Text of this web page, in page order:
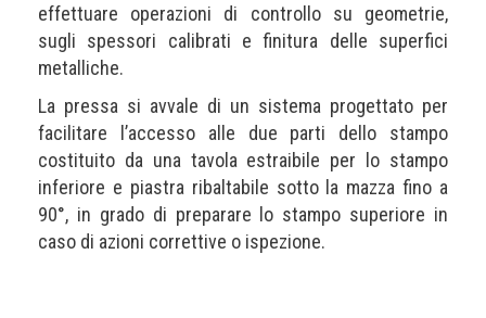
effettuare operazioni di controllo su geometrie,
sugli spessori calibrati e finitura delle superfici
metalliche.
La pressa si avvale di un sistema progettato per
facilitare l’accesso alle due parti dello stampo
costituito da una tavola estraibile per lo stampo
inferiore e piastra ribaltabile sotto la mazza fino a
90°, in grado di preparare lo stampo superiore in
caso di azioni correttive o ispezione.